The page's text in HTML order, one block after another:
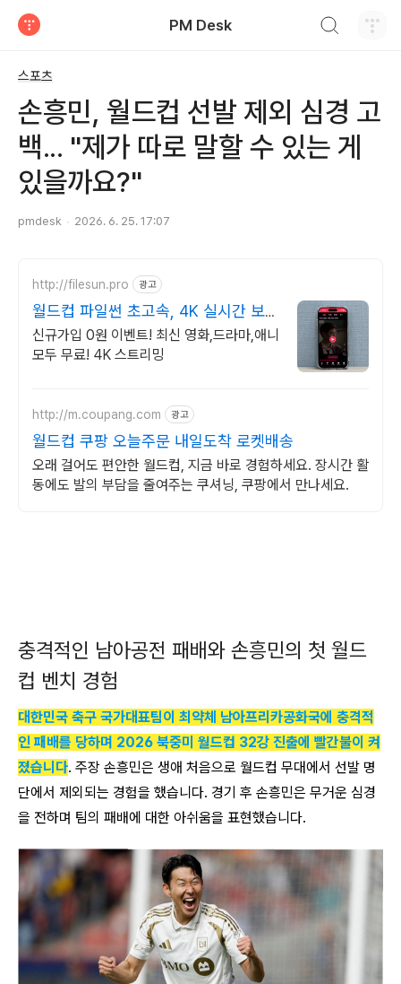
PM Desk
스포츠
손흥민, 월드컵 선발 제외 심경 고
백... "제가 따로 말할 수 있는 게
있을까요?"
pmdesk 2026. 6. 25. 17:07
http://filesun.pro 광고
월드컵 파일썬 초고속, 4K 실시간 보
기!
신규가입 0원 이벤트! 최신 영화,드라마,애니
모두 무료! 4K 스트리밍
http://m.coupang.com 광고
월드컵 쿠팡 오늘주문 내일도착 로켓배송
오래 걸어도 편안한 월드컵, 지금 바로 경험하세요. 장시간 활
동에도 발의 부담을 줄여주는 쿠셔닝, 쿠팡에서 만나세요.
충격적인 남아공전 패배와 손흥민의 첫 월드
컵 벤치 경험
대한민국 축구 국가대표팀이 최약체 남아프리카공화국에 충격적
인 패배를 당하며 2026 북중미 월드컵 32강 진출에 빨간불이 켜
졌습니다. 주장 손흥민은 생애 처음으로 월드컵 무대에서 선발 명
단에서 제외되는 경험을 했습니다. 경기 후 손흥민은 무거운 심경
을 전하며 팀의 패배에 대한 아쉬움을 표현했습니다.